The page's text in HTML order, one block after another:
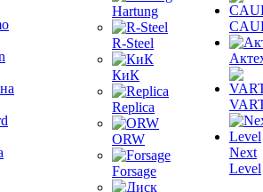
Hartung
R-Steel
КиК
Replica
ORW
Forsage
Next
Level